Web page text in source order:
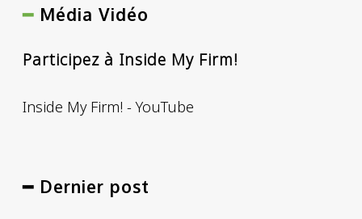
━ Média Vidéo
Participez à Inside My Firm!
Inside My Firm! - YouTube
━ Dernier post